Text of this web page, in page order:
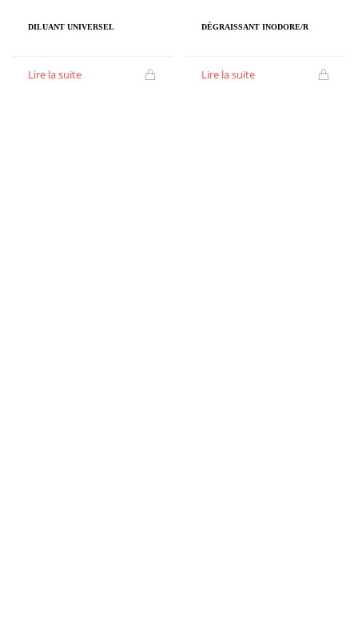
DILUANT UNIVERSEL
Lire la suite
DÉGRAISSANT INODORE/R
Lire la suite